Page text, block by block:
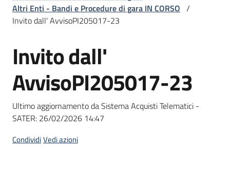
L'Agenzia
Bandi
strumenti
acquisto
Altri Enti - Bandi e Procedure di gara IN CORSO /
Invito dall' AvvisoPI205017-23
Salta al contenuto
Invito dall'
AvvisoPI205017-23
Ultimo aggiornamento da Sistema Acquisti Telematici -
SATER: 26/02/2026 14:47
CondividiVedi azioni